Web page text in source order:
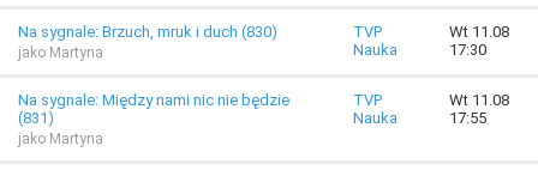
Na sygnale: Brzuch, mruk i duch (830)
jako Martyna
TVP
Nauka
Wt 11.08
17:30
Na sygnale: Między nami nic nie będzie
(831)
jako Martyna
TVP
Nauka
Wt 11.08
17:55